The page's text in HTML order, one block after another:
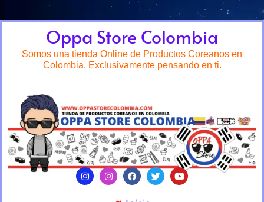
Oppa Store Colombia
Somos una tienda Online de Productos Coreanos en
Colombia. Exclusivamente pensando en ti.